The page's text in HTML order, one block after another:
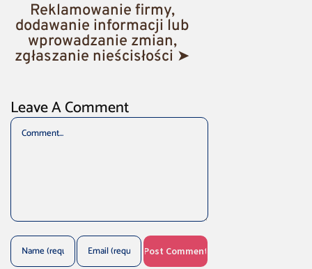
Reklamowanie firmy,
dodawanie informacji lub
wprowadzanie zmian,
zgłaszanie nieścisłości ➤
Leave A Comment
Comment